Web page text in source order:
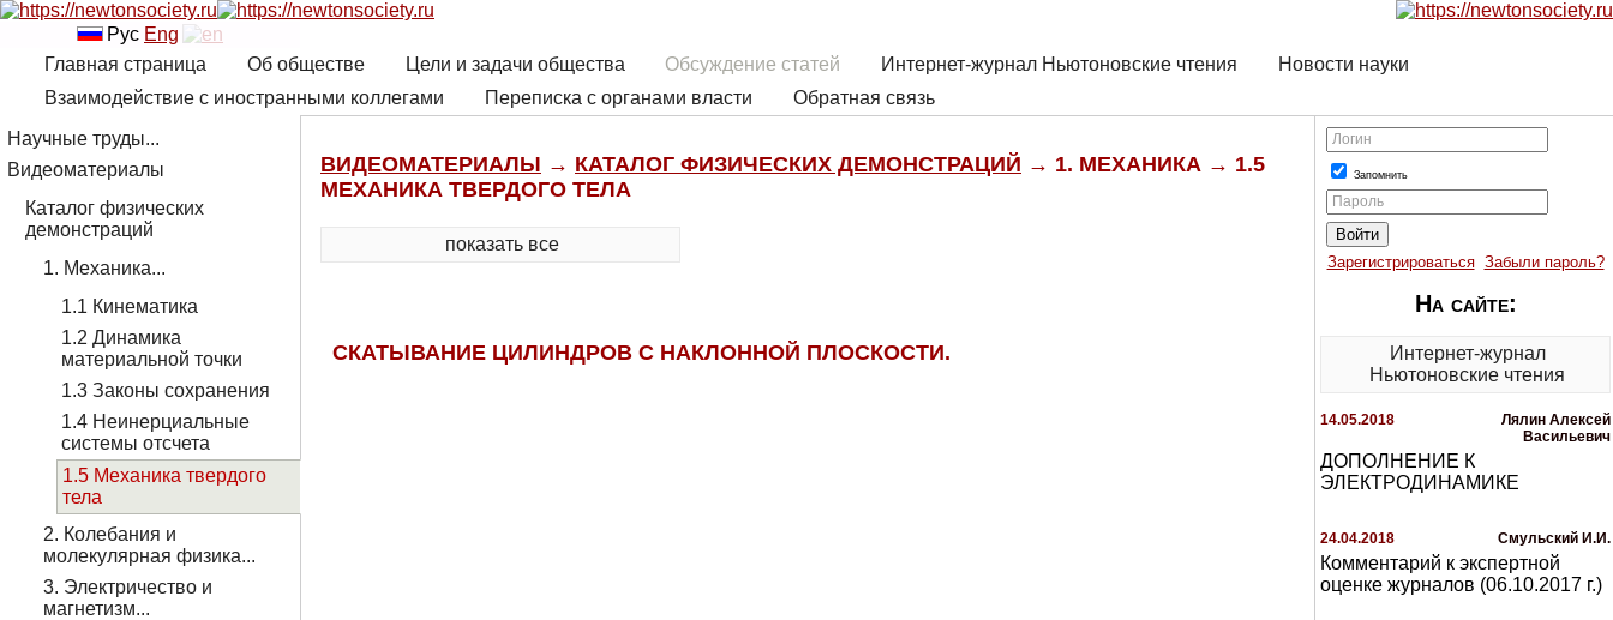
Рус Eng
Главная страница
Об обществе Цели и задачи общества Обсуждение статей Интернет-журнал Ньютоновские чтения
Новости науки
Взаимодействие с иностранными коллегами
Переписка с органами власти Обратная связь
ВИДЕОМАТЕРИАЛЫ → КАТАЛОГ ФИЗИЧЕСКИХ ДЕМОНСТРАЦИЙ → 1. МЕХАНИКА → 1.5
МЕХАНИКА ТВЕРДОГО ТЕЛА
показать все
СКАТЫВАНИЕ ЦИЛИНДРОВ С НАКЛОННОЙ ПЛОСКОСТИ.
Научные труды...
Видеоматериалы
Каталог физических
демонстраций
1. Механика...
1.1 Кинематика
1.2 Динамика
материальной точки
1.3 Законы сохранения
1.4 Неинерциальные
системы отсчета
1.5 Механика твердого
тела
2. Колебания и
молекулярная физика...
3. Электричество и
магнетизм...
Логин
Запомнить
Пароль
Зарегистрироваться Забыли пароль?
На сайте:
Интернет-журнал
Ньютоновские чтения
14.05.2018
Лялин Алексей
Васильевич
ДОПОЛНЕНИЕ К
ЭЛЕКТРОДИНАМИКЕ
24.04.2018 Смульский И.И.
Комментарий к экспертной
оценке журналов (06.10.2017 г.)